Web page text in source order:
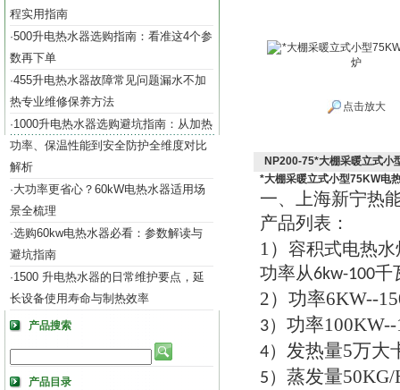
程实用指南
·500升电热水器选购指南：看准这4个参
数再下单
·455升电热水器故障常见问题漏水不加
热专业维修保养方法
·1000升电热水器选购避坑指南：从加热
功率、保温性能到安全防护全维度对比
解析
·大功率更省心？60kW电热水器适用场
景全梳理
·选购60kw电热水器必看：参数解读与
避坑指南
·1500 升电热水器的日常维护要点，延
长设备使用寿命与制热效率
产品搜索
产品目录
点击放大
NP200-75*大棚采暖立式小
*大棚采暖立式小型75KW电
一、
上海新宁热
产品列表 ：
1） 容积式电热水
功率从6kw-100千
2） 功率6KW--
3） 功率
4） 发热量5万大
5） 蒸发量